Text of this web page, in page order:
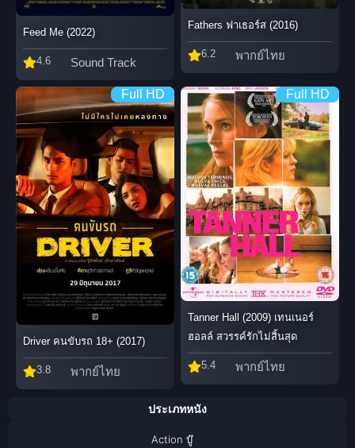
Feed Me (2022)
4.6 Sound Track
Fathers ฟาเธอร์ส (2016)
6.2 พากย์ไทย
Full HD
Driver คนขับรถ 18+ (2017)
3.8 พากย์ไทย
Full HD
Tanner Hall (2009) เทนเนอร์
ฮอลล์ สวรรค์รักไม่สิ้นสุด
5.4 พากย์ไทย
ประเภทหนัง
Action บู๊